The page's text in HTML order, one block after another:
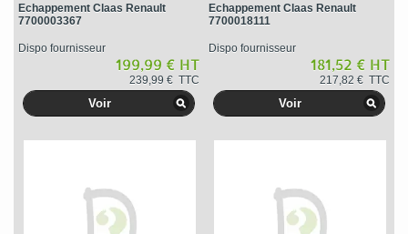
Echappement Claas Renault
7700003367
Dispo fournisseur
199,99 € HT
239,99 € TTC
Voir
Echappement Claas Renault
7700018111
Dispo fournisseur
181,52 € HT
217,82 € TTC
Voir